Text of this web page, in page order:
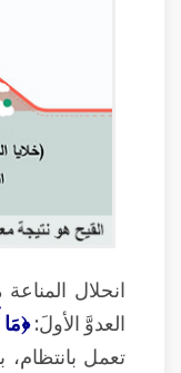
انحلال
العدوَّ الأولَ:
تعمل بانتظام،